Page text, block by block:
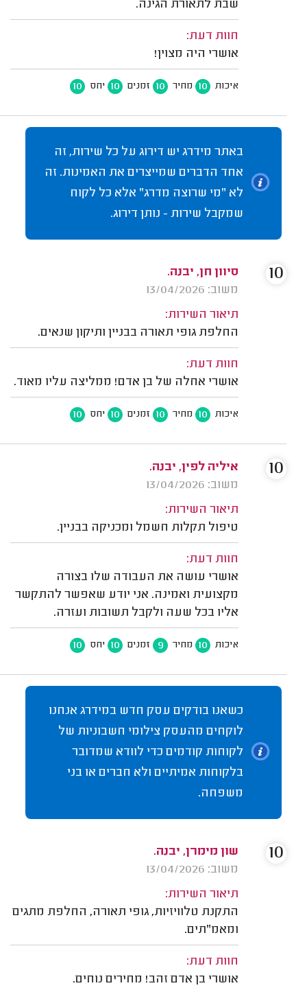
שבת לתאורת הגינה.
חוות דעת:
אושרי היה מצוין!
איכות 10 מחיר 10 זמנים 10 יחס 10
באתר מידרג יש דירוג על כל שירות, זה
אחד הדברים שמייצרים את האמינות. זה
לא "מי שרוצה מדרג" אלא כל לקוח
שמקבל שירות - נותן דירוג.
סיוון חן, יבנה.
משוב: 13/04/2026
תיאור השירות:
החלפת גופי תאורה בבניין ותיקון שנאים.
חוות דעת:
אושרי אחלה של בן אדם! ממליצה עליו מאוד.
איכות 10 מחיר 10 זמנים 10 יחס 10
10
איליה לפין, יבנה.
משוב: 13/04/2026
תיאור השירות:
טיפול תקלות חשמל ומכניקה בבניין.
חוות דעת:
אושרי עושה את העבודה שלו בצורה
מקצועית ואמינה. אני יודע שאפשר להתקשר
אליו בכל שעה ולקבל תשובות ועזרה.
איכות 10 מחיר 9 זמנים 10 יחס 10
10
כשאנו בודקים עסק חדש במידרג אנחנו
לוקחים מהעסק צילומי חשבוניות של
לקוחות קודמים כדי לוודא שמדובר
בלקוחות אמיתיים ולא חברים או בני
משפחה.
שון מימרן, יבנה.
משוב: 13/04/2026
תיאור השירות:
התקנת טלוויזיות, גופי תאורה, החלפת מתגים
ומאמ"תים.
חוות דעת:
אושרי בן אדם זהב! מחירים נוחים.
10